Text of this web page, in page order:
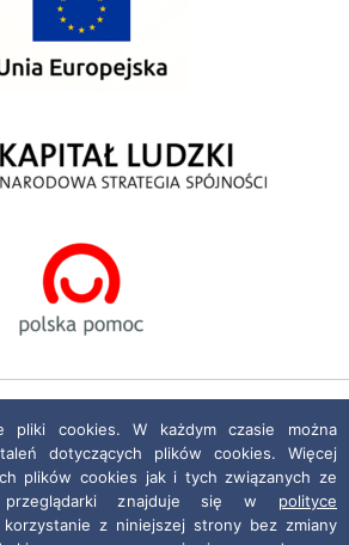
realizacja: netkoncept.com
pliki cookies. W każdym czasie można
dotyczących plików cookies. Więcej
plików cookies jak i tych związanych ze
przeglądarki znajduje się w polityce
korzystanie z niniejszej strony bez zmiany